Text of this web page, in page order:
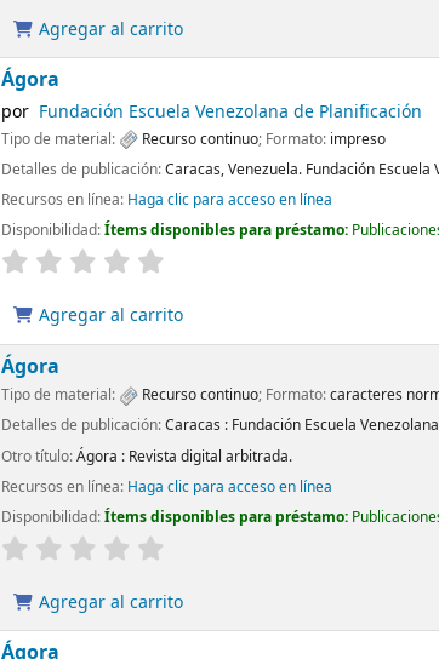
Agregar al carrito
Ágora
por Fundación Escuela Venezolana de Planificación
Tipo de material: Recurso continuo; Formato: impreso
Detalles de publicación:Caracas, Venezuela. Fundación Escuela
Recursos en línea: Haga clic para acceso en línea
Disponibilidad:Ítems disponibles para préstamo:
Agregar al carrito
Ágora
Tipo de material: Recurso continuo; Formato:caracteres
Detalles de publicación:Caracas : Fundación Escuela
Otro título:Ágora : Revista digital arbitrada.
Recursos en línea: Haga clic para acceso en línea
Disponibilidad:Ítems disponibles para préstamo:
Agregar al carrito
Ágora